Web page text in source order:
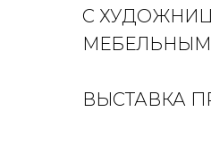
С
МЕБЕЛЬНЫМ
ВЫСТАВКА